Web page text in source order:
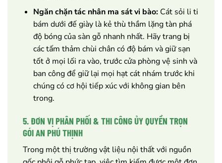
Ngăn chặn tác nhân ma sát vi bào:Cát sỏi li ti
bám dưới đế giày là kẻ thù thầm lặng tàn phá
độ bóng của sàn gỗ nhanh nhất. Hãy trang bị
các tấm thảm chùi chân có độ bám và giữ sạn
tốt ở mọi lối ra vào, trước cửa phòng vệ sinh và
ban công để giữ lại mọi hạt cát nhám trước khi
chúng có cơ hội tiếp xúc với không gian bên
trong.
5. ĐƠN VỊ PHÂN PHỐI & THI CÔNG ỦY QUYỀN TRỌN
GÓI AN PHÚ THỊNH
Trong một thị trường vật liệu nội thất với nguồn